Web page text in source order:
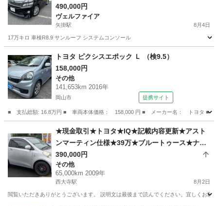
490,000円
ヴェルファイア
矢掛駅 8月4日
17万キロ 車検R8.9 サンルーフ システムコンソール
矢掛駅 ヴェルファイア サンルーフ
トヨタ ピクシスエポック Ｌ （検9.5）
158,000円
その他
141,653km 2016年
岡山市 提携サイト
■ 支払総額: 16.8万円 ■ 車両本体価格： 158,000 円 ■ メーカー名： トヨタ
その他
★現金取引★トヨタ★IQ★記載内容更新★アスト
ンマーティン仕様★39万★ブルートゥース★ナビ
★バックカメラ★２１年式★65000km走行★車検
令和10年7月まで★
390,000円
その他
65,000km 2009年
西大寺駅 8月2日
閲覧いただきありがとうございます。 説明文は最後まで読んでください。宜しく